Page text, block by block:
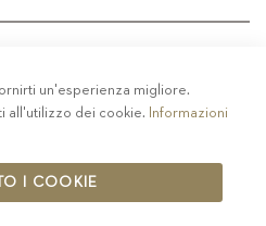
- COOKIE POLICY
ETICO
un'esperienza migliore.
all'utilizzo dei cookie. Informazioni
I COOKIE